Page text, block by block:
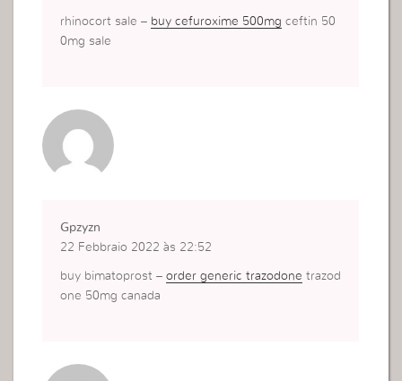
rhinocort sale – buy cefuroxime 500mg ceftin 50
0mg sale
Gpzyzn
22 Febbraio 2022 às 22:52
buy bimatoprost –order generic trazodone trazod
one 50mg canada